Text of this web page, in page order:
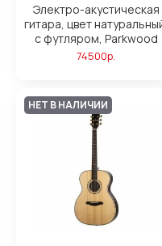
Электро-акустическая
гитара, цвет
с футляром, Parkwood
74500р.
НЕТ В НАЛИЧИИ